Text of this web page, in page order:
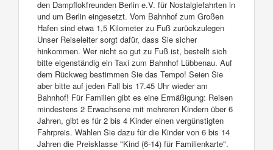
den Dampflokfreunden Berlin e.V. für Nostalgiefahrten in
und um Berlin eingesetzt. Vom Bahnhof zum Großen
Hafen sind etwa 1,5 Kilometer zu Fuß zurückzulegen
Unser Reiseleiter sorgt dafür, dass Sie sicher
hinkommen. Wer nicht so gut zu Fuß ist, bestellt sich
bitte eigenständig ein Taxi zum Bahnhof Lübbenau. Auf
dem Rückweg bestimmen Sie das Tempo! Seien Sie
aber bitte auf jeden Fall bis 17.45 Uhr wieder am
Bahnhof! Für Familien gibt es eine Ermäßigung: Reisen
mindestens 2 Erwachsene mit mehreren Kindern über 6
Jahren, gibt es für 2 bis 4 Kinder einen vergünstigten
Fahrpreis. Wählen Sie dazu für die Kinder von 6 bis 14
Jahren die Preisklasse "Kind (6-14) für Familienkarte".